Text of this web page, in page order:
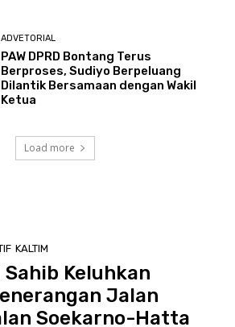
ADVETORIAL
PAW DPRD Bontang Terus
Berproses, Sudiyo Berpeluang
Dilantik Bersamaan dengan Wakil
Ketua
Load more